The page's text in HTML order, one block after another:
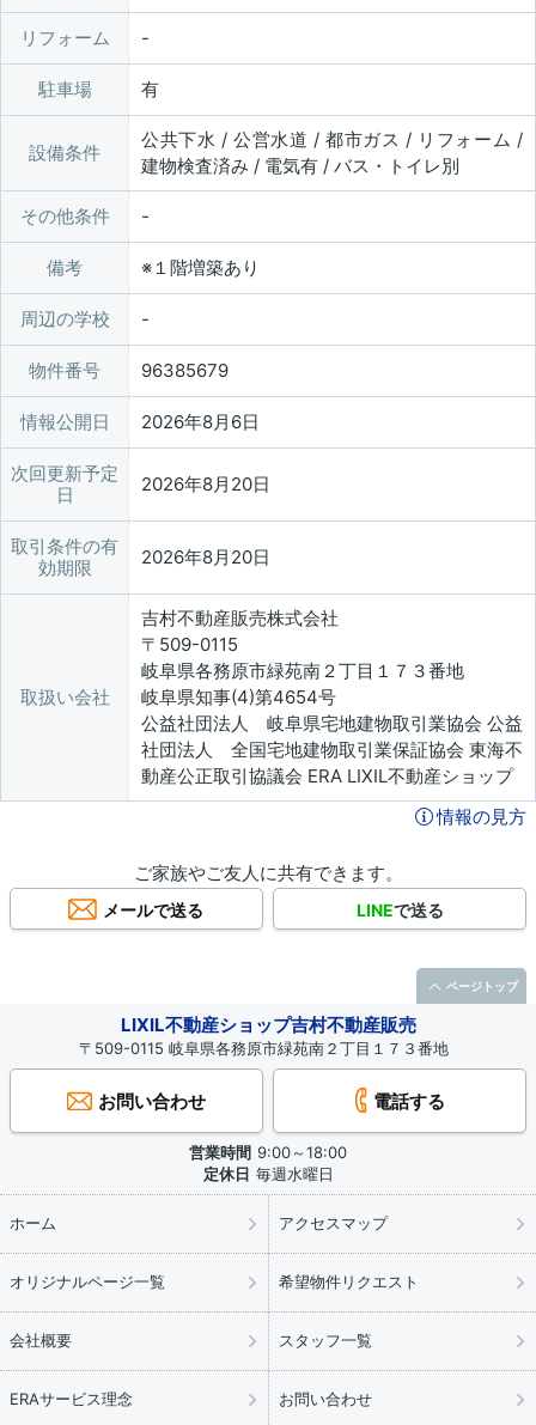
リフォーム
駐車場 有
設備条件
公共下水 / 公営水道 / 都市ガス / リフォーム /
建物検査済み / 電気有 / バス・トイレ別
その他条件
備考 ※１階増築あり
周辺の学校
物件番号 96385679
情報公開日 2026年8月6日
次回更新予定
日
2026年8月20日
取引条件の有
効期限
2026年8月20日
取扱い会社
吉村不動産販売株式会社
〒509-0115
岐阜県各務原市緑苑南２丁目１７３番地
岐阜県知事(4)第4654号
公益社団法人 岐阜県宅地建物取引業協会 公益
社団法人 全国宅地建物取引業保証協会 東海不
動産公正取引協議会 ERA LIXIL不動産ショップ
情報の見方
ご家族やご友人に共有できます。
メールで送る LINEで送る
LIXIL不動産ショップ吉村不動産販売
〒509-0115 岐阜県各務原市緑苑南２丁目１７３番地
お問い合わせ 電話する
営業時間 9:00～18:00
定休日 毎週水曜日
ホーム アクセスマップ
オリジナルページ一覧 希望物件リクエスト
会社概要 スタッフ一覧
ERAサービス理念 お問い合わせ
ページトップ